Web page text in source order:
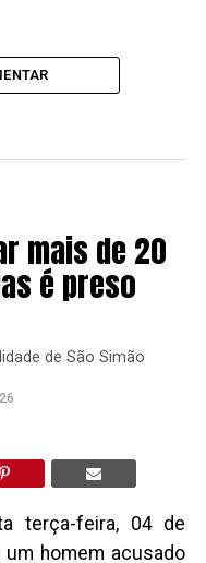
mais de 20
é preso
de São Simão
terça-feira, 04 de
um homem acusado